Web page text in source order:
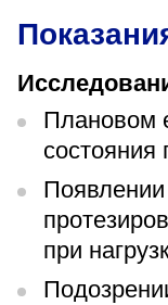
08:00–15:45
перерыв
+7 (4742)
Плановом
состояния
при